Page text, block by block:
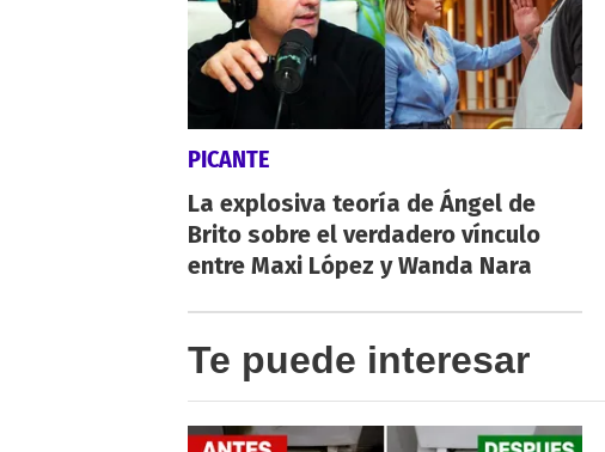
PICANTE
La explosiva teoría de Ángel de
Brito sobre el verdadero vínculo
entre Maxi López y Wanda Nara
Te puede interesar